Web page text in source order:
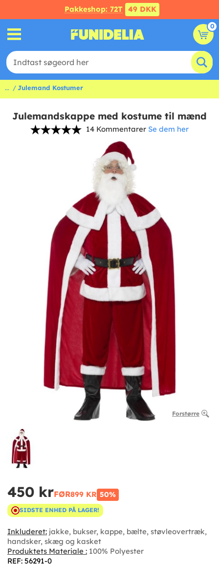
Pakkeshop: 72T 49 DKK
0
... Julemand Kostumer
Julemandskappe med kostume til mænd
14 Kommentarer Se dem her
Forstørre
450 krFØR899 KR 50%
SIDSTE ENHED PÅ LAGER!
Inkluderet: jakke, bukser, kappe, bælte, støvleovertræk,
handsker, skæg og kasket
Produktets Materiale : 100% Polyester
REF: 56291-0